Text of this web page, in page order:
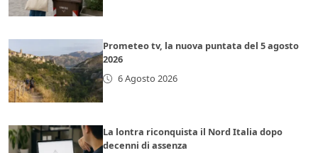
Prometeo tv, la nuova puntata del 5 agosto
2026
6 Agosto 2026
La lontra riconquista il Nord Italia dopo
decenni di assenza